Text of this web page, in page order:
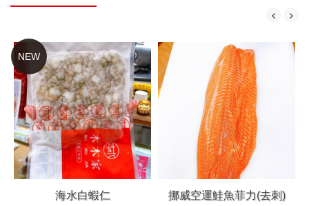
NEW
海水白蝦仁 挪威空運鮭魚菲力(去刺)